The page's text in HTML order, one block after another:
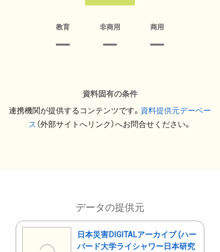
教育 非商用 商用
資料固有の条件
連携機関が提供するコンテンツです。 資料提供元デーベー
ス （外部サイトへリンク）へお問合せください。
データの提供元
日本災害DIGITALアーカイブ (ハー
バード大学ライシャワー日本研究